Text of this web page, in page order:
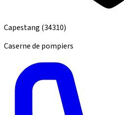
Capestang (34310)
Caserne de pompiers